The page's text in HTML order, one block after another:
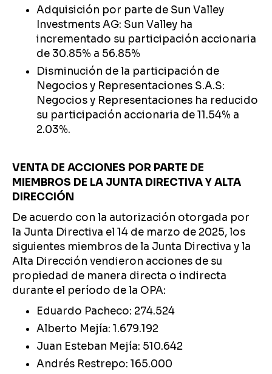
Adquisición por parte de Sun Valley
Investments AG: Sun Valley ha
incrementado su participación accionaria
de 30.85% a 56.85%
Disminución de la participación de
Negocios y Representaciones S.A.S:
Negocios y Representaciones ha reducido
su participación accionaria de 11.54% a
2.03%.
VENTA DE ACCIONES POR PARTE DE
MIEMBROS DE LA JUNTA DIRECTIVA Y ALTA
DIRECCIÓN
De acuerdo con la autorización otorgada por
la Junta Directiva el 14 de marzo de 2025, los
siguientes miembros de la Junta Directiva y la
Alta Dirección vendieron acciones de su
propiedad de manera directa o indirecta
durante el período de la OPA:
Eduardo Pacheco: 274.524
Alberto Mejía: 1.679.192
Juan Esteban Mejía: 510.642
Andrés Restrepo: 165.000